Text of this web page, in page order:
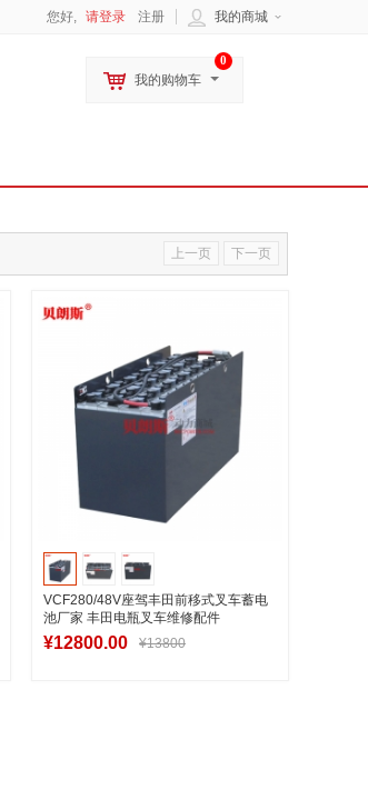
我的商城
您好, 请登录 注册
0
我的购物车
上一页 下一页
VCF280/48V座驾丰田前移式叉车蓄电
池厂家 丰田电瓶叉车维修配件
¥12800.00 ¥13800